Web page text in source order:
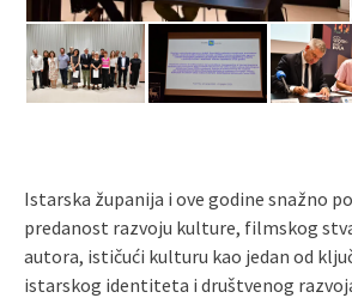
Istarska županija i ove godine snažno
predanost razvoju kulture, filmskog
autora, ističući kulturu kao jedan od
istarskog identiteta i društvenog